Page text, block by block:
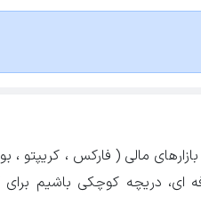
مالی ( فارکس ، کریپتو ،
ای، دریچه کوچکی باشیم